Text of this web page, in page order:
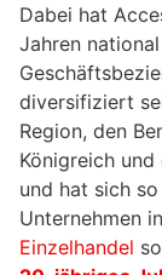
Dabei hat
Jahren
diversifiziert
Region, den
Königreich
und hat sich
Unternehmen
Einzelhandel